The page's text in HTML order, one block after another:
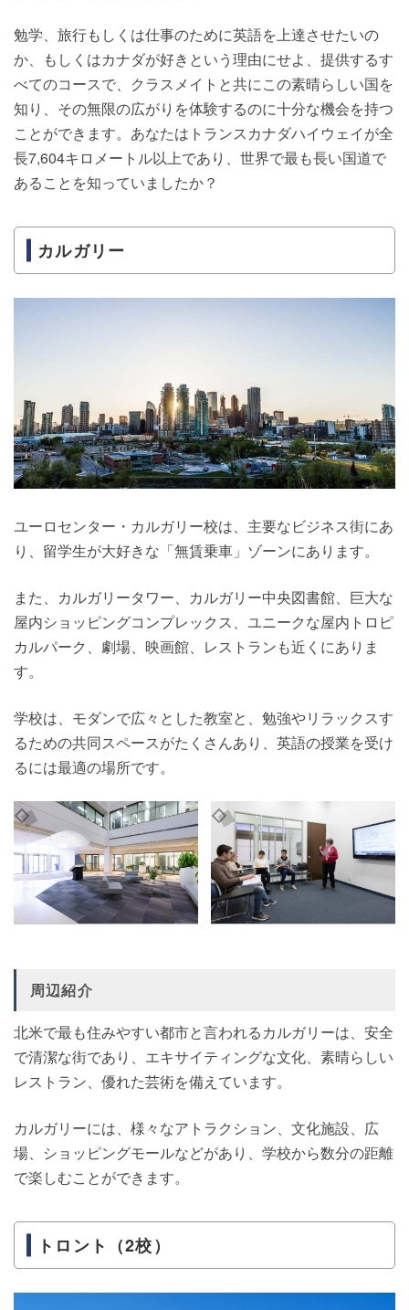
勉学、旅行もしくは仕事のために英語を上達させたいの
か、もしくはカナダが好きという理由にせよ、提供するす
べてのコースで、クラスメイトと共にこの素晴らしい国を
知り、その無限の広がりを体験するのに十分な機会を持つ
ことができます。あなたはトランスカナダハイウェイが全
長7,604キロメートル以上であり、世界で最も長い国道で
あることを知っていましたか？
カルガリー
ユーロセンター・カルガリー校は、主要なビジネス街にあ
り、留学生が大好きな「無賃乗車」ゾーンにあります。
また、カルガリータワー、カルガリー中央図書館、巨大な
屋内ショッピングコンプレックス、ユニークな屋内トロピ
カルパーク、劇場、映画館、レストランも近くにありま
す。
学校は、モダンで広々とした教室と、勉強やリラックスす
るための共同スペースがたくさんあり、英語の授業を受け
るには最適の場所です。
周辺紹介
北米で最も住みやすい都市と言われるカルガリーは、安全
で清潔な街であり、エキサイティングな文化、素晴らしい
レストラン、優れた芸術を備えています。
カルガリーには、様々なアトラクション、文化施設、広
場、ショッピングモールなどがあり、学校から数分の距離
で楽しむことができます。
トロント（2校）